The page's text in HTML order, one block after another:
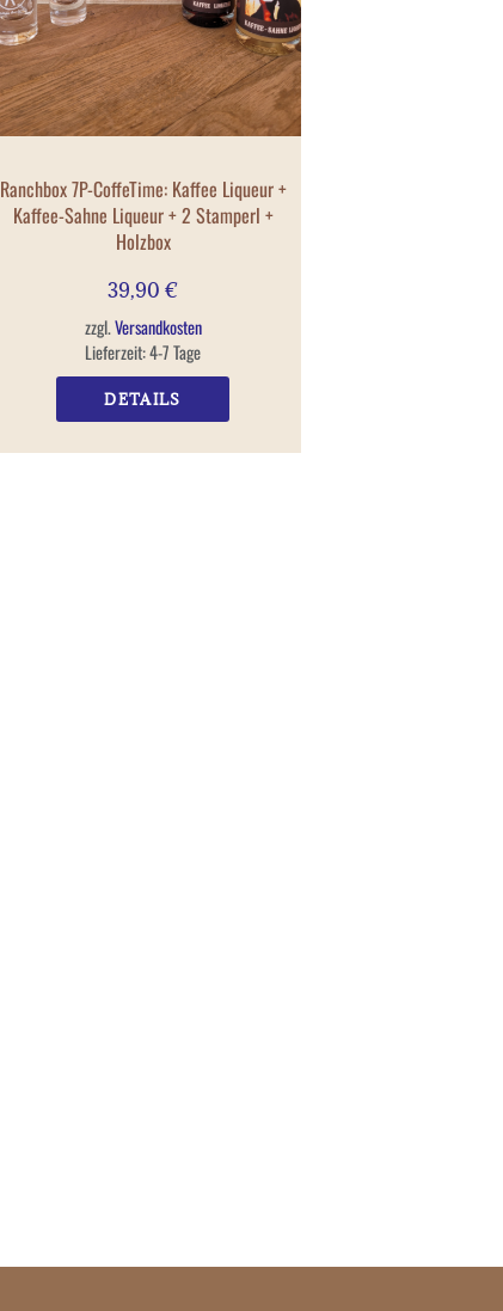
Ranchbox 7P-CoffeTime: Kaffee Liqueur +
Kaffee-Sahne Liqueur + 2 Stamperl +
Holzbox
39,90 €
zzgl.Versandkosten
Lieferzeit:4-7 Tage
DETAILS